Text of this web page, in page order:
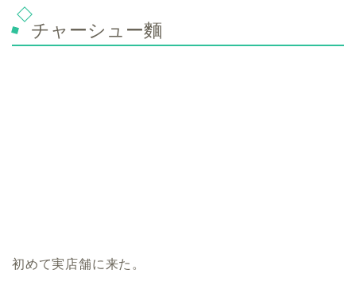
チャーシュー麵
初めて実店舗に来た。